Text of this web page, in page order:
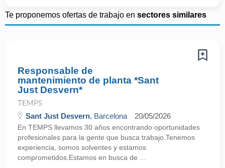
Te proponemos ofertas de trabajo en sectores similares
Responsable de
mantenimiento de planta *Sant
Just Desvern*
TEMPS
Sant Just Desvern, Barcelona 20/05/2026
En TEMPS llevamos 30 años encontrando oportunidades
profesionales para la gente que busca trabajo.Tenemos
experiencia, somos solventes y estamos
comprometidos.Estamos en busca de ...